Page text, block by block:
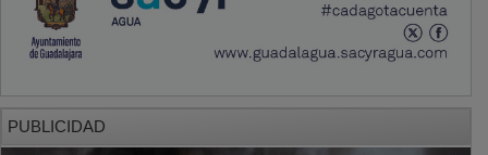
PUBLICIDAD